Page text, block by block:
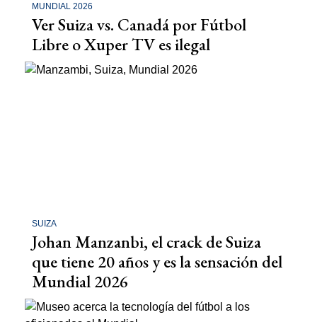
MUNDIAL 2026
Ver Suiza vs. Canadá por Fútbol
Libre o Xuper TV es ilegal
SUIZA
Johan Manzanbi, el crack de Suiza
que tiene 20 años y es la sensación del
Mundial 2026